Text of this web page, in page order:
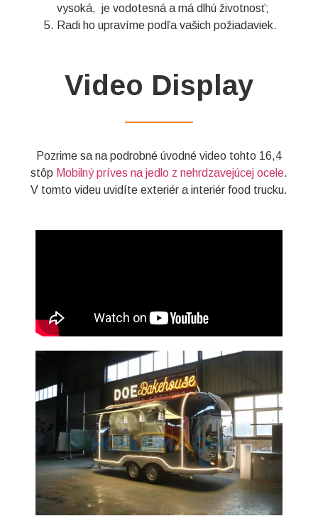
vysoká, je vodotesná a má dlhú životnosť;
Radi ho upravíme podľa vašich požiadaviek.
Video Display
——————
Pozrime sa na podrobné úvodné video tohto 16,4
stôp Mobilný príves na jedlo z nehrdzavejúcej ocele.
V tomto videu uvidíte exteriér a interiér food trucku.